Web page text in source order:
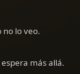
no lo veo.
más allá.